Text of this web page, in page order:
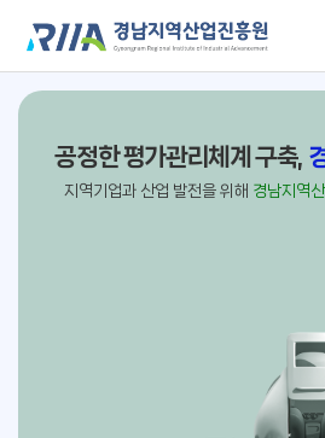
공정한 평가관리체계 구축,
지역기업과 산업 발전을 위해 경남지역